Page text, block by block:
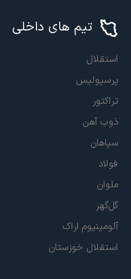
تیم های داخلی
استقلال
پرسپولیس
تراکتور
ذوب آهن
سپاهان
فولاد
ملوان
گل‌گهر
آلومینیوم اراک
استقلال خوزستان